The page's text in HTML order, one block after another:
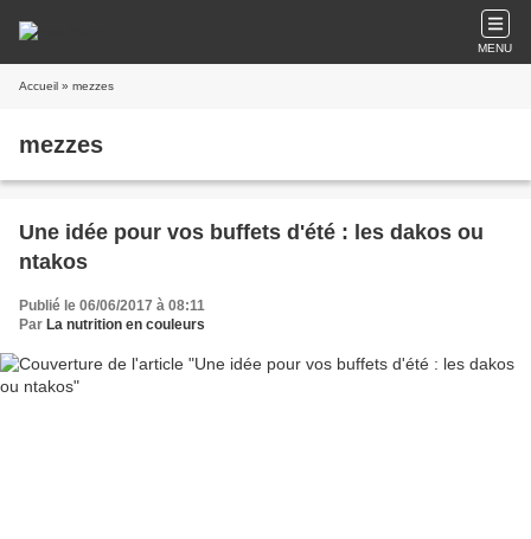
MENU
Accueil » mezzes
mezzes
Une idée pour vos buffets d'été : les dakos ou
ntakos
Publié le 06/06/2017 à 08:11
Par La nutrition en couleurs